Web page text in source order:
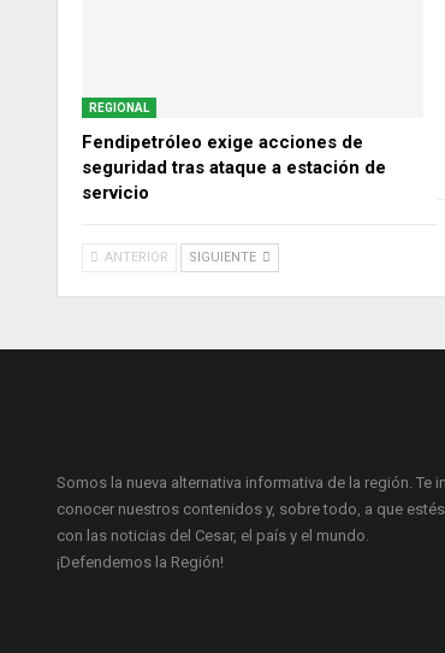
REGIONAL
Fendipetróleo exige acciones de
seguridad tras ataque a estación de
servicio
ANTERIOR SIGUIENTE
Somos la nueva alternativa informativa de la región. Te
conocer nuestros contenidos y, sobre todo, a que
con las noticias del Cesar, el país y el mundo.
¡Defendemos la Región!